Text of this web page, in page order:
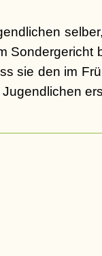
Sondergericht
sie den im